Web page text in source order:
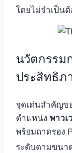
โดยไม่จำเป็น
นวัตกรรม
ประสิทธิภ
จุดเด่นสำคัญข
ตำแหน่ง พาวเ
พร้อมถาดรอง
ระดับตามขนา